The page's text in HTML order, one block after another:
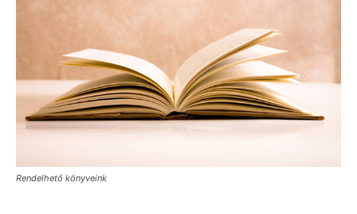
Rendelhető könyveink